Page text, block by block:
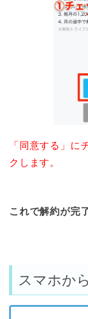
「同意する」に
クします。
これで解約が完
スマホか